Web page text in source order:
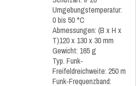
Umgebungstemperatur:
0 bis 50 °C
Abmessungen: (B x H x
T)120 x 130 x 30 mm
Gewicht: 165 g
Typ. Funk-
Freifeldreichweite: 250 m
Funk-Frequenzband: